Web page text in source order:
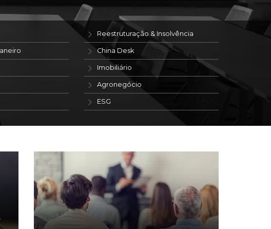
Reestruturação & Insolvência
China Desk
Imobiliário
Agronegócio
ESG